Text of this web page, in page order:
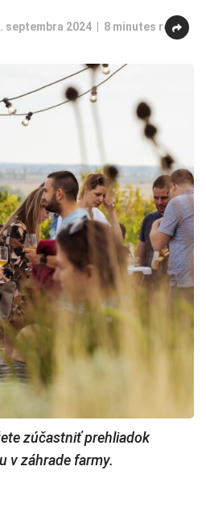
septembra 2024 8 minutes read
zúčastniť prehliadok
v záhrade farmy.